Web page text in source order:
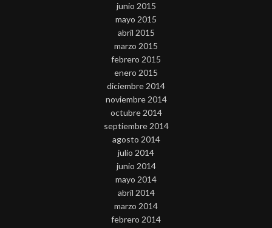
junio 2015
mayo 2015
abril 2015
marzo 2015
febrero 2015
enero 2015
diciembre 2014
noviembre 2014
octubre 2014
septiembre 2014
agosto 2014
julio 2014
junio 2014
mayo 2014
abril 2014
marzo 2014
febrero 2014